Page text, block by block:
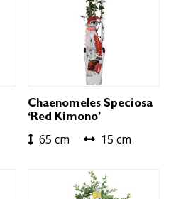
Chaenomeles Speciosa
‘Red Kimono’
65 cm 15 cm